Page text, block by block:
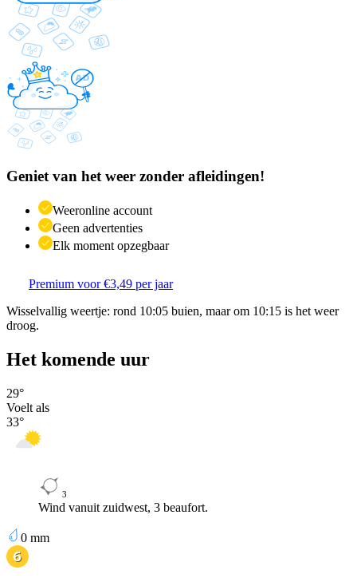
Geniet van het weer zonder afleidingen!
Weeronline account
Geen advertenties
Elk moment opzegbaar
Premium voor €3,49 per jaar
Wisselvallig weertje: rond 10:05 buien, maar om 10:15 is het weer
droog.
Het komende uur
29°
Voelt als
33°
3
Wind vanuit zuidwest, 3 beaufort.
0 mm